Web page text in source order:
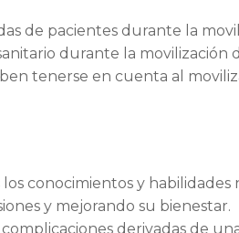
de pacientes durante la
durante la movilización
tenerse en cuenta al
conocimientos y habilidades
y mejorando su bienestar.
derivadas de